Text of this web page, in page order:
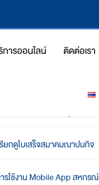
การออนไลน์ ติดต่อเรา
ยกดูใบเสร็จสมาคมฌาปนกิจ
รใช้งาน Mobile App สหกรณ์